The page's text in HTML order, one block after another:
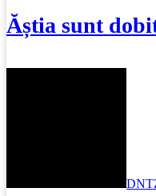
Ăștia sunt